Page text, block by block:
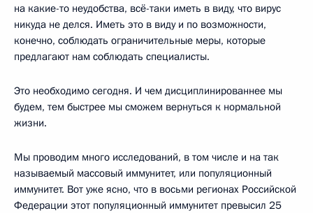
на какие-то неудобства, всё-таки иметь в виду, что вирус
никуда не делся. Иметь это в виду и по возможности,
конечно, соблюдать ограничительные меры, которые
предлагают нам соблюдать специалисты.
Это необходимо сегодня. И чем дисциплинированнее мы
будем, тем быстрее мы сможем вернуться к нормальной
жизни.
Мы проводим много исследований, в том числе и на так
называемый массовый иммунитет, или популяционный
иммунитет. Вот уже ясно, что в восьми регионах Российской
Федерации этот популяционный иммунитет превысил 25